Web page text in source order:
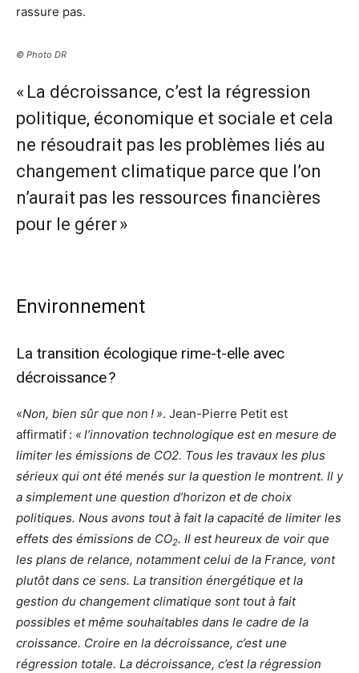
rassure pas.
© Photo DR
« La décroissance, c’est la régression
politique, économique et sociale et cela
ne résoudrait pas les problèmes liés au
changement climatique parce que l’on
n’aurait pas les ressources financières
pour le gérer »
Environnement
La transition écologique rime-t-elle avec
décroissance ?
«Non, bien sûr que non ! ». Jean-Pierre Petit est
affirmatif : « l’innovation technologique est en mesure de
limiter les émissions de CO2. Tous les travaux les plus
sérieux qui ont été menés sur la question le montrent. Il y
a simplement une question d’horizon et de choix
politiques. Nous avons tout à fait la capacité de limiter les
effets des émissions de CO2. Il est heureux de voir que
les plans de relance, notamment celui de la France, vont
plutôt dans ce sens. La transition énergétique et la
gestion du changement climatique sont tout à fait
possibles et même souhaitables dans le cadre de la
croissance. Croire en la décroissance, c’est une
régression totale. La décroissance, c’est la régression